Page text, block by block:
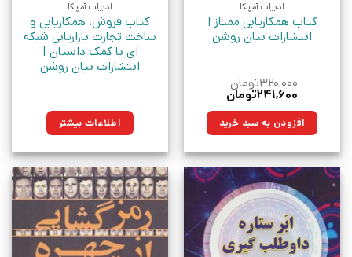
ادبیات آمریکا
کتاب همکاریابی ممتاز |
انتشارات بیان روشن
۳۲۰,۰۰۰تومان
قیمت
۳۲۰,۰۰۰تومان
بود.
۲۴۱,۶۰۰تومان
۲۴۱,۶۰۰تومان.افزودن به سبد خرید
ادبیات آمریکا
کتاب فروش، همکاریابی و
ساخت تجارت بازاریابی شبکه
ای با کمک داستان |
انتشارات بیان روشن
اطلاعات بیشتر